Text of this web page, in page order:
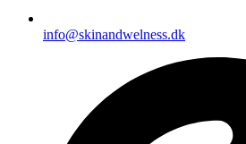
info@skinandwelness.dk